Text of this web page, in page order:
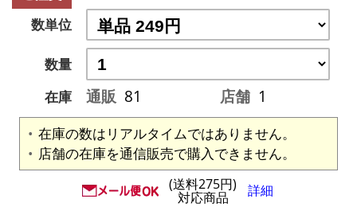
数単位
数量
在庫
通販 81 店舗 1
在庫の数はリアルタイムではありません。
店舗の在庫を通信販売で購入できません。
(送料275円)
対応商品 詳細